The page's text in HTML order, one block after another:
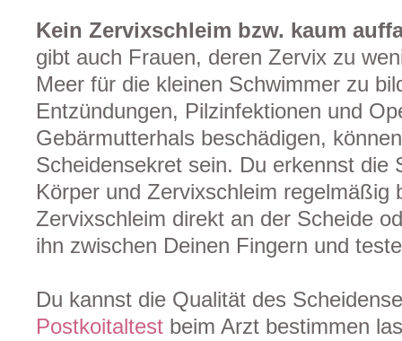
Kein Zervixschleim bzw. kaum
gibt auch Frauen, deren Zervix zu
Meer für die kleinen Schwimmer zu
Entzündungen, Pilzinfektionen und
Gebärmutterhals beschädigen,
Scheidensekret sein. Du erkennst die
Körper und Zervixschleim regelmäßig
Zervixschleim direkt an der Scheide
ihn zwischen Deinen Fingern und
Du kannst die Qualität des
Postkoitaltest beim Arzt bestimmen